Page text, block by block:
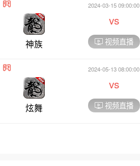
神族
2024-03-15 09:00:00
vs
视频直播
炫舞
2024-05-13 08:00:00
vs
视频直播